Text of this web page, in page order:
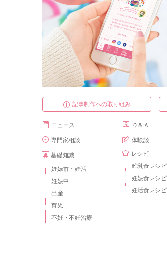
記事制作への取り組み
ニュース
専門家相談
基礎知識
妊娠前・妊活
妊娠中
出産
育児
不妊・不妊治療
Ｑ＆Ａ
体験談
レシピ
離乳食レシピ
妊娠食レシピ
妊活食レシピ